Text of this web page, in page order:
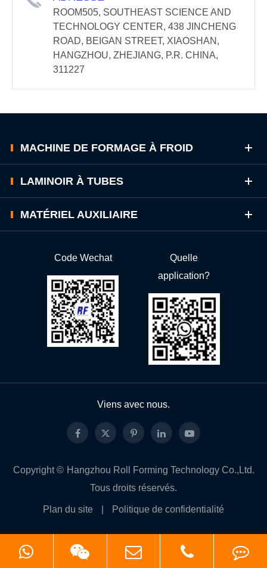
ROOM505, SOUTHEAST SCIENCE AND
TECHNOLOGY CENTER, 438 JINCHENG
ROAD, BEIGAN STREET, XIAOSHAN,
HANGZHOU, ZHEJIANG, P.R. CHINA,
311227
MACHINE DE FORMAGE À FROID
LAMINOIR À TUBES
MATÉRIEL AUXILIAIRE
Code Wechat
Quelle
application?
Viens avec nous.
Copyright © Hangzhou Roll Forming Technology Co.,Ltd.
Tous droits réservés.
Plan du site Politique de confidentialité